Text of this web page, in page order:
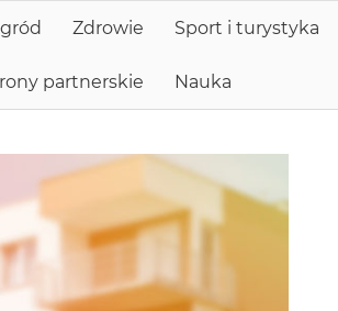
Zdrowie Sport i turystyka
partnerskie Nauka